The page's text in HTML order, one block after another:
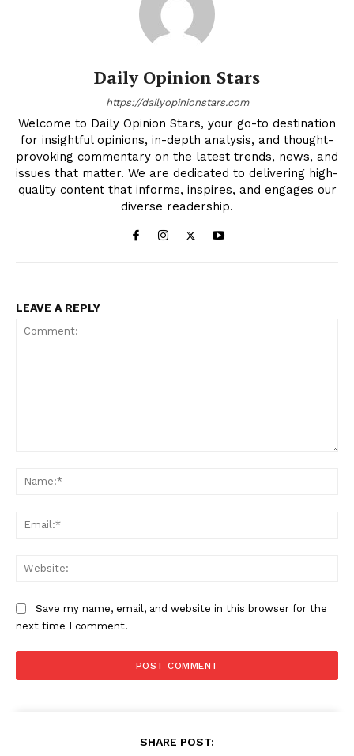
Daily Opinion Stars
https://dailyopinionstars.com
Welcome to Daily Opinion Stars, your go-to destination
for insightful opinions, in-depth analysis, and thought-
provoking commentary on the latest trends, news, and
issues that matter. We are dedicated to delivering high-
quality content that informs, inspires, and engages our
diverse readership.
LEAVE A REPLY
Save my name, email, and website in this browser for the
next time I comment.
SHARE POST: